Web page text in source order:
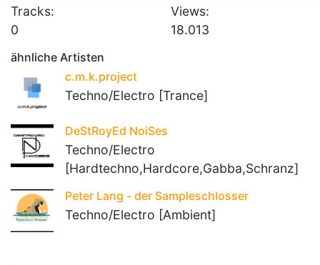
Tracks:
0
Views:
18.013
ähnliche Artisten
c.m.k.project
Techno/Electro [Trance]
DeStRoyEd NoiSes
Techno/Electro
[Hardtechno,Hardcore,Gabba,Schranz]
Peter Lang - der Sampleschlosser
Techno/Electro [Ambient]